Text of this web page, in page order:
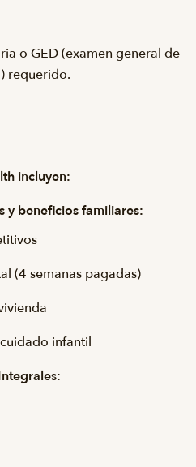
o GED (examen general de
requerido.
incluyen:
y beneficios familiares:
(4 semanas pagadas)
infantil